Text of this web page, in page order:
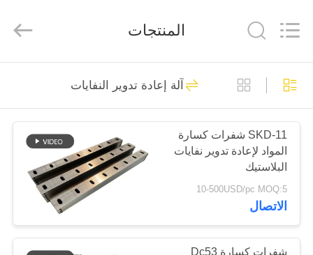
مسكن
منتجات
معلومات
جولة
LTD.
مادة غير منسوجة
369
المنتجات
آلة إعادة تدوير النفايات
SKD-11 شفرات كسارة
المواد لإعادة تدوير نفايات
البلاستيك
10-500USD/pc MOQ:5
الاتصال
شفرات كسارة Dc53